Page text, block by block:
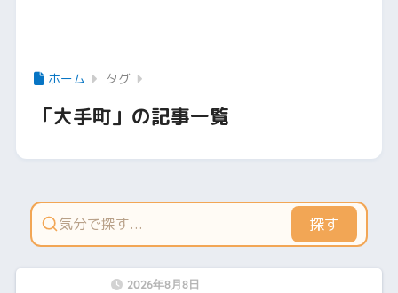
ホーム タグ
「大手町」の記事一覧
探す
2026年8月8日